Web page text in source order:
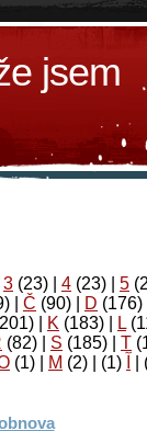
jsem
3 (23) 4 (23) 5
Č (90) D (176)
K (183) L
(82) S (185) T
(1) М (2)
(1)